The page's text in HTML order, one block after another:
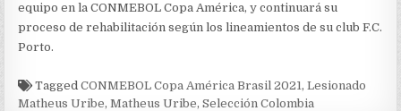
equipo en la CONMEBOL Copa América, y continuará su
proceso de rehabilitación según los lineamientos de su club F.C.
Porto.
TaggedCONMEBOL Copa América Brasil 2021,Lesionado
Matheus Uribe,Matheus Uribe,Selección Colombia